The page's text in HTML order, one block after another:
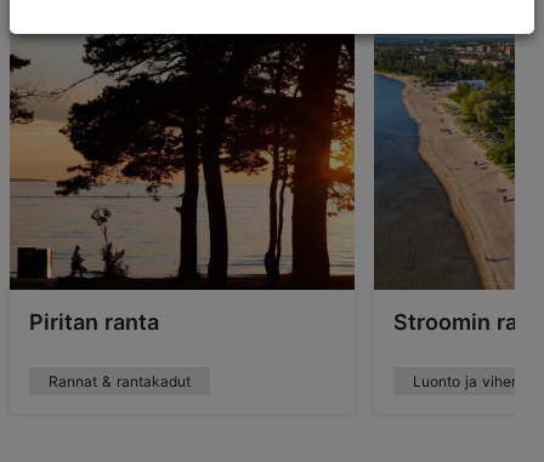
Piritan ranta
Rannat & rantakadut
Stroomin
Luonto ja